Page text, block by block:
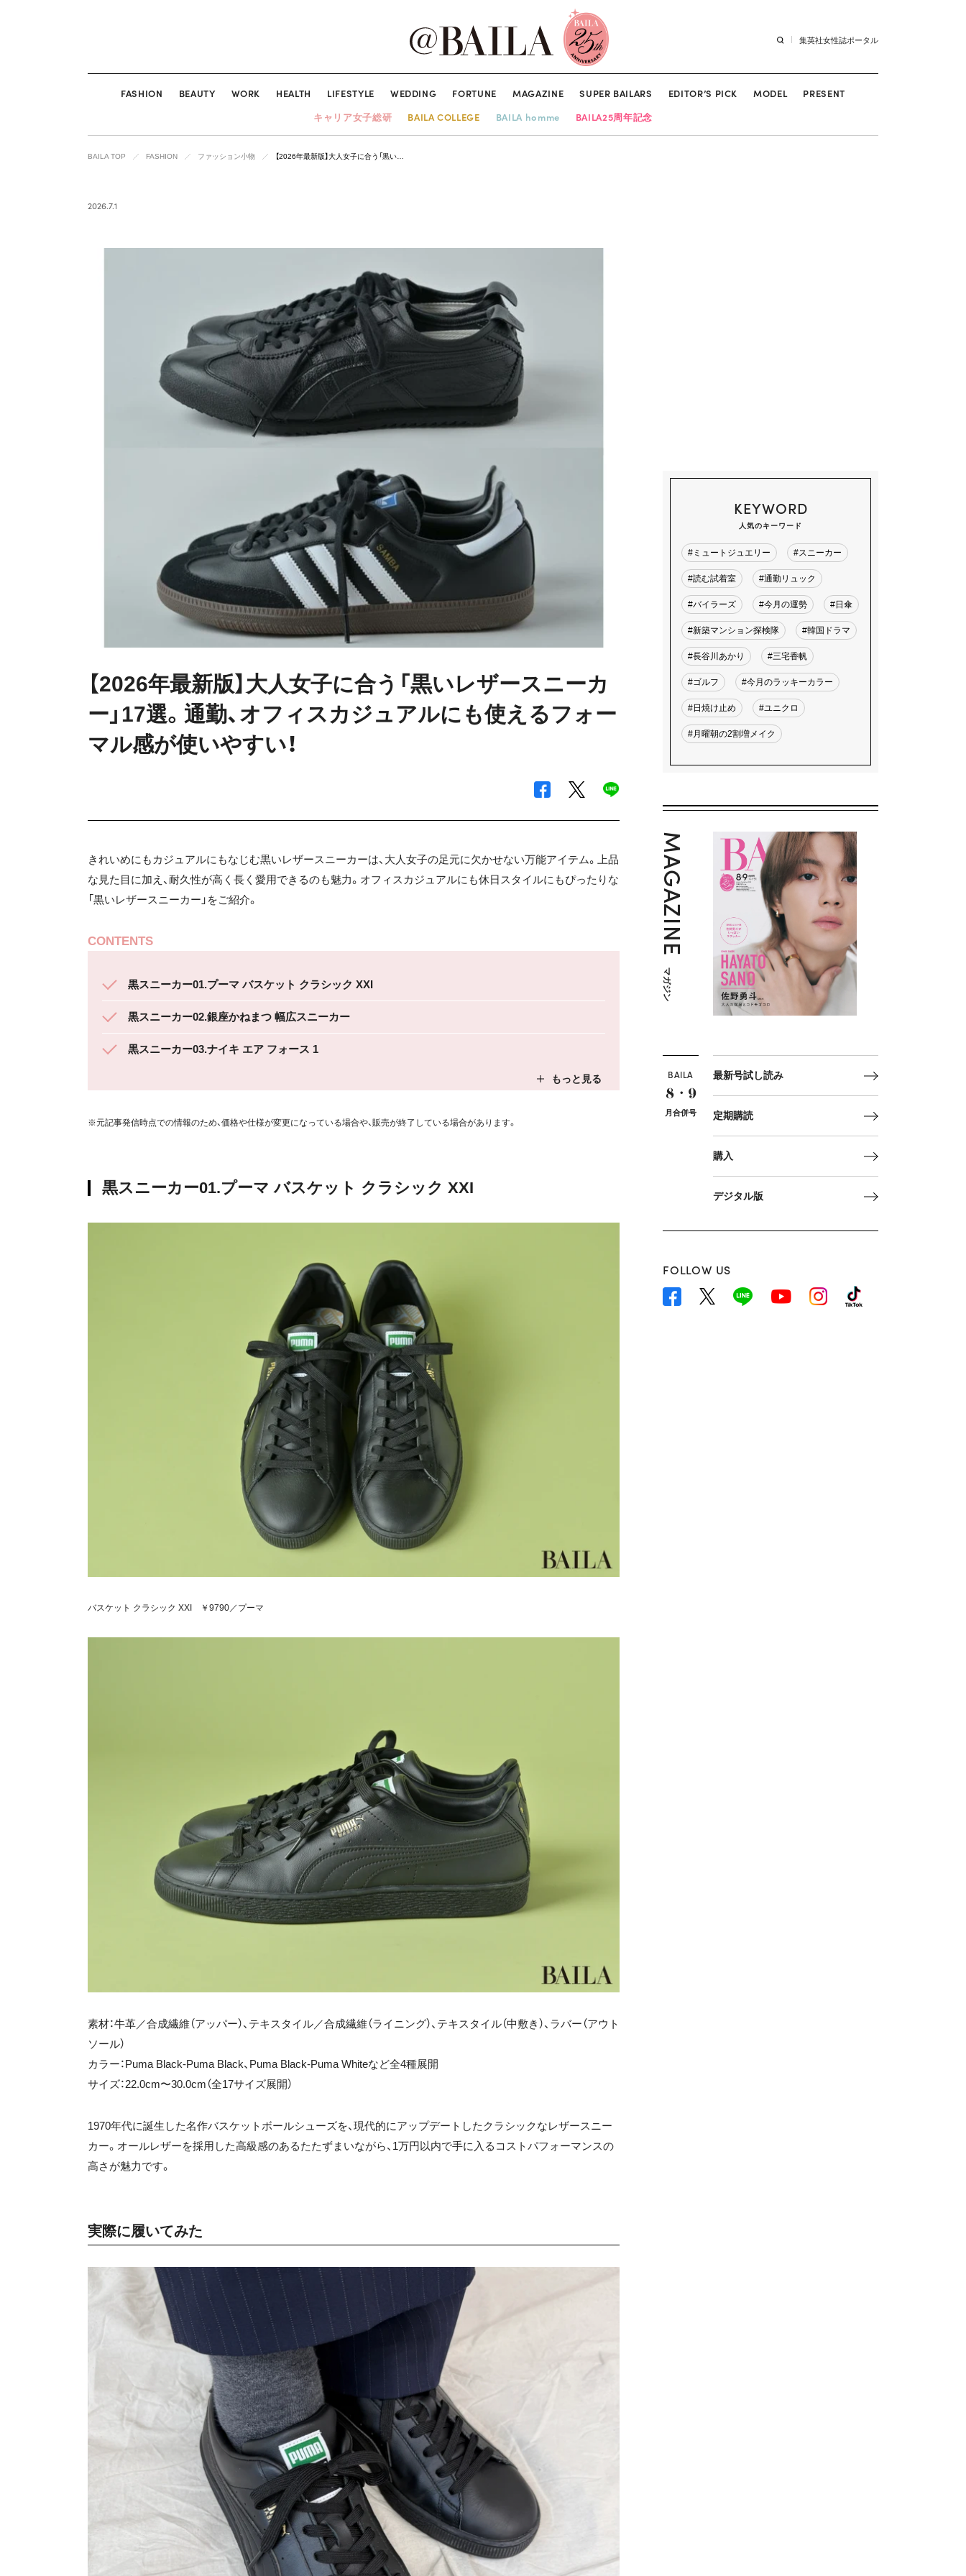
集英社女性誌ポータル
FASHION BEAUTY WORK HEALTH LIFESTYLE WEDDING FORTUNE MAGAZINE SUPER BAILARS EDITOR’S PICK MODEL
PRESENT
キャリア女子総研
BAILA COLLEGE BAILA homme BAILA25周年記念
BAILA TOP FASHION ファッション小物 【2026年最新版】大人女子に合う「黒い…
2026.7.1
【2026年最新版】大人女子に合う「黒いレザースニーカ
ー」17選。通勤、オフィスカジュアルにも使えるフォー
マル感が使いやすい！
きれいめにもカジュアルにもなじむ黒いレザースニーカーは、大人女子の足元に欠かせない万能アイテム。上品
な見た目に加え、耐久性が高く長く愛用できるのも魅力。オフィスカジュアルにも休日スタイルにもぴったりな
「黒いレザースニーカー」をご紹介。
CONTENTS
黒スニーカー01.プーマ バスケット クラシック XXI
黒スニーカー02.銀座かねまつ 幅広スニーカー
黒スニーカー03.ナイキ エア フォース 1
※元記事発信時点での情報のため、価格や仕様が変更になっている場合や、販売が終了している場合があります。
黒スニーカー01.プーマ バスケット クラシック XXI
バスケット クラシック XXI ￥9790／プーマ
素材：牛革／合成繊維（アッパー）、テキスタイル／合成繊維（ライニング）、テキスタイル（中敷き）、ラバー（アウト
ソール）
カラー：Puma Black-Puma Black、Puma Black-Puma Whiteなど全4種展開
サイズ：22.0cm〜30.0cm（全17サイズ展開）
1970年代に誕生した名作バスケットボールシューズを、現代的にアップデートしたクラシックなレザースニー
カー。オールレザーを採用した高級感のあるたたずまいながら、1万円以内で手に入るコストパフォーマンスの
高さが魅力です。
実際に履いてみた
KEYWORD
人気のキーワード
#ミュートジュエリー #スニーカー
#読む試着室 #通勤リュック
#バイラーズ #今月の運勢 #日傘
#新築マンション探検隊 #韓国ドラマ
#長谷川あかり #三宅香帆
#ゴルフ #今月のラッキーカラー
#日焼け止め #ユニクロ
#月曜朝の2割増メイク
MAGAZINE
マガジン
BAILA
8・9
月合併号
最新号試し読み
定期購読
購入
デジタル版
FOLLOW US